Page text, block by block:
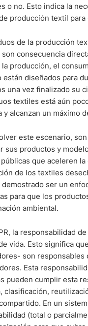
o no. Esto indica la
producción textil
de la producción
son consecuencia
producción, el
están diseñados para
una vez finalizado su
textiles está aún
y alcanzan un máximo
este escenario,
sus productos y
que aceleren
de los textiles
demostrado ser un
para que los
ambiental.
la responsabilidad
vida. Esto significa
son responsables
Esta
pueden cumplir esta
clasificación,
En un
(total o